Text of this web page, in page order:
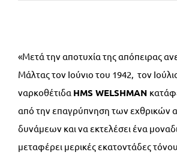
«Μετά την αποτυχία της απόπειρας
Μάλτας τον Ιούνιο του 1942, τον
ναρκοθέτιδα HMS WELSHMAN
από την επαγρύπνηση των εχθρικών
δυνάμεων και να εκτελέσει ένα
μεταφέρει μερικές εκατοντάδες